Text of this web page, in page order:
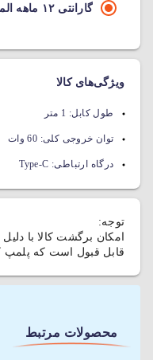
گارانتی ۱۲ ماهه الماس رایانه ایرانیان
ویژگی‌های کالا
طول کابل: 1 متر
توان خروجی کلی: 60 وات
درگاه ارتباطی: Type-C
توجه:
امکان برگشت کالا با دلیل
قابل قبول است که پلمپ
محصولات مرتبط